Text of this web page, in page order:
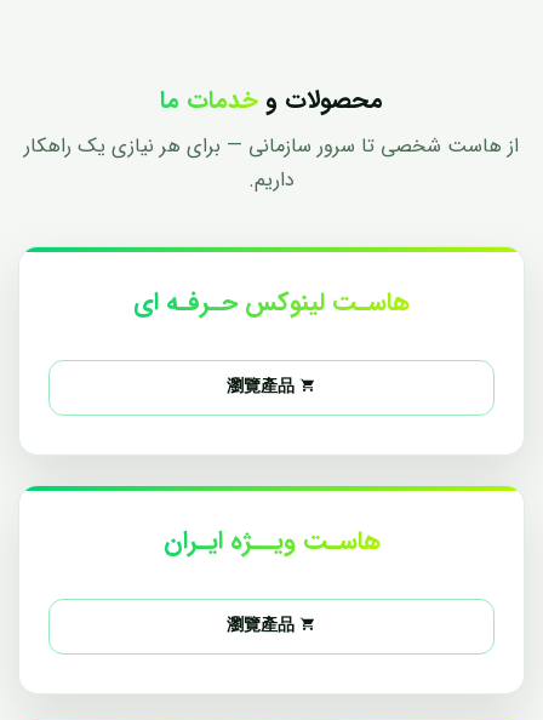
محصولات و خدمات ما
از هاست شخصی تا سرور سازمانی — برای هر نیازی یک راهکار
داریم.
هاسـت لینوکس حـرفـه ای
瀏覽產品
هاسـت ویــژه ایـران
瀏覽產品